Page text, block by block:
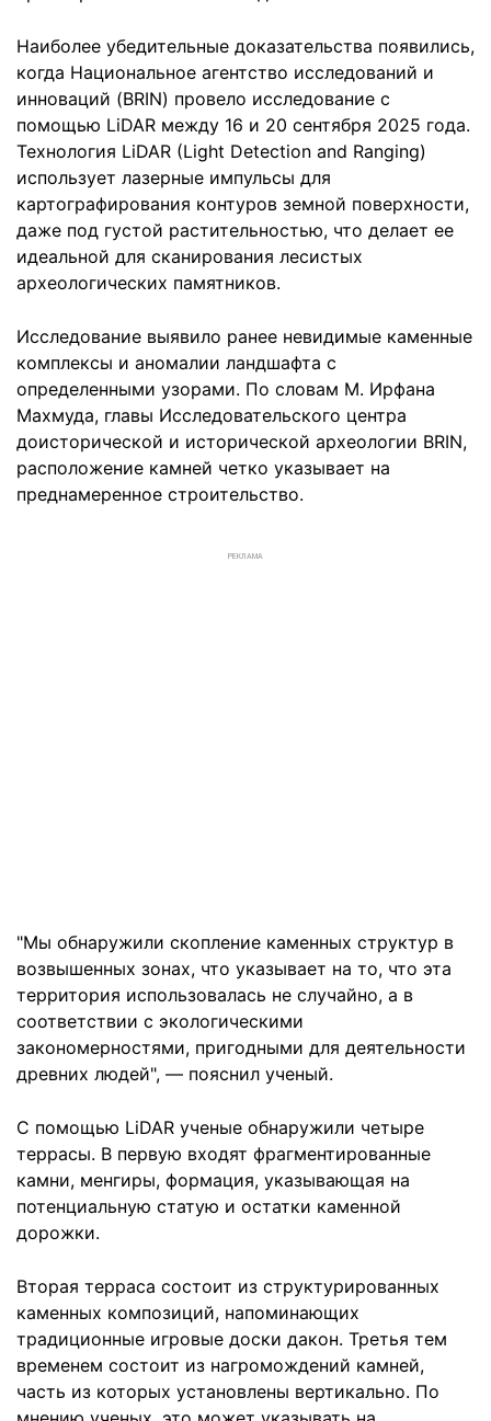
Наиболее убедительные доказательства появились,
когда Национальное агентство исследований и
инноваций (BRIN) провело исследование с
помощью LiDAR между 16 и 20 сентября 2025 года.
Технология LiDAR (Light Detection and Ranging)
использует лазерные импульсы для
картографирования контуров земной поверхности,
даже под густой растительностью, что делает ее
идеальной для сканирования лесистых
археологических памятников.
Исследование выявило ранее невидимые каменные
комплексы и аномалии ландшафта с
определенными узорами. По словам М. Ирфана
Махмуда, главы Исследовательского центра
доисторической и исторической археологии BRIN,
расположение камней четко указывает на
преднамеренное строительство.
РЕКЛАМА
"Мы обнаружили скопление каменных структур в
возвышенных зонах, что указывает на то, что эта
территория использовалась не случайно, а в
соответствии с экологическими
закономерностями, пригодными для деятельности
древних людей", — пояснил ученый.
С помощью LiDAR ученые обнаружили четыре
террасы. В первую входят фрагментированные
камни, менгиры, формация, указывающая на
потенциальную статую и остатки каменной
дорожки.
Вторая терраса состоит из структурированных
каменных композиций, напоминающих
традиционные игровые доски дакон. Третья тем
временем состоит из нагромождений камней,
часть из которых установлены вертикально. По